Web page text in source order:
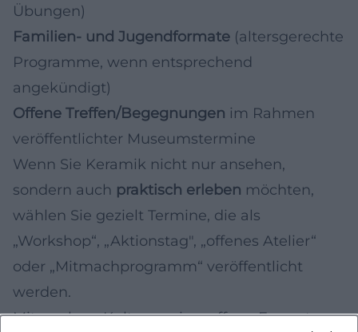
Übungen)
Familien- und Jugendformate (altersgerechte
Programme, wenn entsprechend
angekündigt)
Offene Treffen/Begegnungen im Rahmen
veröffentlichter Museumstermine
Wenn Sie Keramik nicht nur ansehen,
sondern auch praktisch erleben möchten,
wählen Sie gezielt Termine, die als
„Workshop“, „Aktionstag", „offenes Atelier“
oder „Mitmachprogramm“ veröffentlicht
werden.
Mitmachen: Kulturvereine, offene Formate